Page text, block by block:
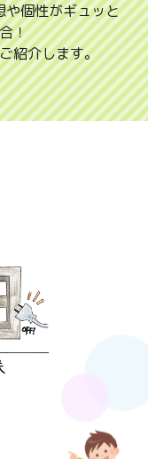
や個性がギュッと
！
紹介します。